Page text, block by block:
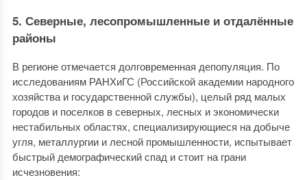
5. Северные, лесопромышленные и отдалённые
районы
В регионе отмечается долговременная депопуляция. По
исследованиям РАНХиГС (Российской академии народного
хозяйства и государственной службы), целый ряд малых
городов и поселков в северных, лесных и экономически
нестабильных областях, специализирующиеся на добыче
угля, металлургии и лесной промышленности, испытывает
быстрый демографический спад и стоит на грани
исчезновения: